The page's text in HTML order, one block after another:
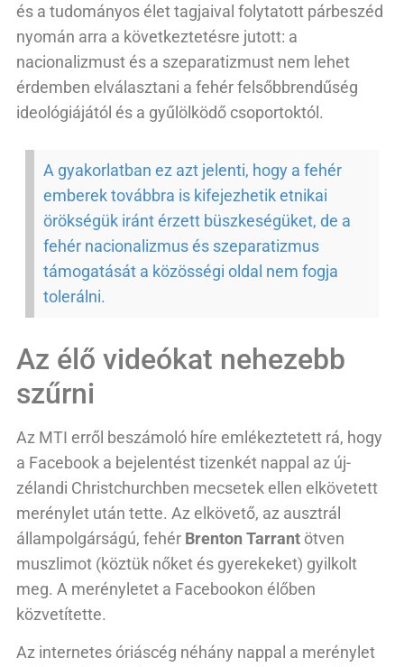
és a tudományos élet tagjaival folytatott párbeszéd
nyomán arra a következtetésre jutott: a
nacionalizmust és a szeparatizmust nem lehet
érdemben elválasztani a fehér felsőbbrendűség
ideológiájától és a gyűlölködő csoportoktól.
A gyakorlatban ez azt jelenti, hogy a fehér
emberek továbbra is kifejezhetik etnikai
örökségük iránt érzett büszkeségüket, de a
fehér nacionalizmus és szeparatizmus
támogatását a közösségi oldal nem fogja
tolerálni.
Az élő videókat nehezebb
szűrni
Az MTI erről beszámoló híre emlékeztetett rá, hogy
a Facebook a bejelentést tizenkét nappal az új-
zélandi Christchurchben mecsetek ellen elkövetett
merénylet után tette. Az elkövető, az ausztrál
állampolgárságú, fehér Brenton Tarrant ötven
muszlimot (köztük nőket és gyerekeket) gyilkolt
meg. A merényletet a Facebookon élőben
közvetítette.
Az internetes óriáscég néhány nappal a merénylet